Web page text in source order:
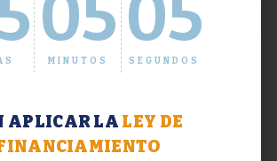
05
MINUTOS
05
SEGUNDOS
APLICAR LA LEY DE